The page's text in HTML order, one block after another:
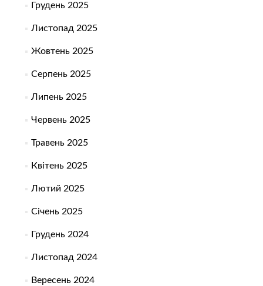
Грудень 2025
Листопад 2025
Жовтень 2025
Серпень 2025
Липень 2025
Червень 2025
Травень 2025
Квітень 2025
Лютий 2025
Січень 2025
Грудень 2024
Листопад 2024
Вересень 2024